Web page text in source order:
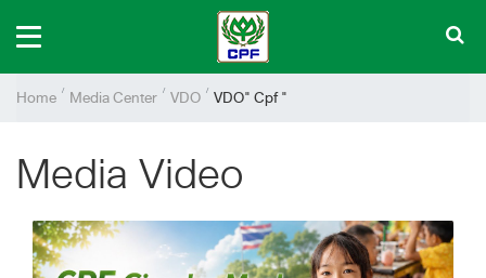
Home Media Center VDO VDO" Cpf "
Media Video